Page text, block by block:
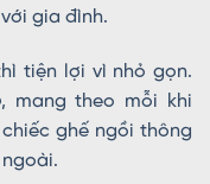
gia đình.
tiện lợi vì nhỏ gọn.
mang theo mỗi khi
ghế ngồi thông